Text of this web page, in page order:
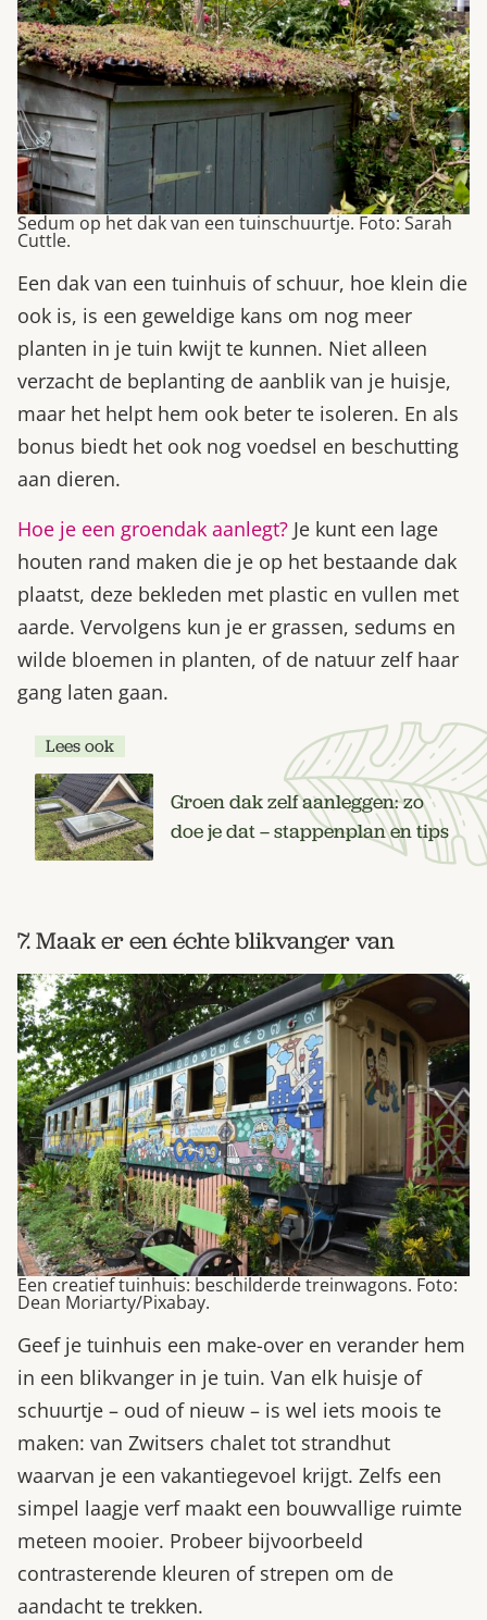
Sedum op het dak van een tuinschuurtje. Foto: Sarah
Cuttle.
Een dak van een tuinhuis of schuur, hoe klein die
ook is, is een geweldige kans om nog meer
planten in je tuin kwijt te kunnen. Niet alleen
verzacht de beplanting de aanblik van je huisje,
maar het helpt hem ook beter te isoleren. En als
bonus biedt het ook nog voedsel en beschutting
aan dieren.
Hoe je een groendak aanlegt? Je kunt een lage
houten rand maken die je op het bestaande dak
plaatst, deze bekleden met plastic en vullen met
aarde. Vervolgens kun je er grassen, sedums en
wilde bloemen in planten, of de natuur zelf haar
gang laten gaan.
Lees ook
Groen dak zelf aanleggen: zo
doe je dat – stappenplan en tips
7. Maak er een échte blikvanger van
Een creatief tuinhuis: beschilderde treinwagons. Foto:
Dean Moriarty/Pixabay.
Geef je tuinhuis een make-over en verander hem
in een blikvanger in je tuin. Van elk huisje of
schuurtje – oud of nieuw – is wel iets moois te
maken: van Zwitsers chalet tot strandhut
waarvan je een vakantiegevoel krijgt. Zelfs een
simpel laagje verf maakt een bouwvallige ruimte
meteen mooier. Probeer bijvoorbeeld
contrasterende kleuren of strepen om de
aandacht te trekken.